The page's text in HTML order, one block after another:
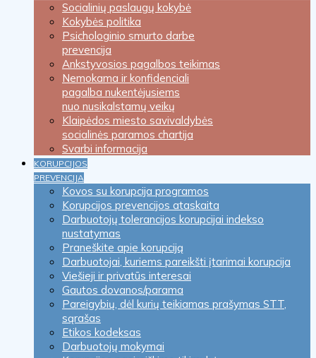
Socialinių paslaugų kokybė
Kokybės politika
Psichologinio smurto darbe
prevencija
Ankstyvosios pagalbos teikimas
Nemokama ir konfidenciali
pagalba nukentėjusiems
nuo nusikalstamų veikų
Klaipėdos miesto savivaldybės
socialinės paramos chartija
Svarbi informacija
KORUPCIJOS
PREVENCIJA
Kovos su korupcija programos
Korupcijos prevencijos ataskaita
Darbuotojų tolerancijos korupcijai indekso
nustatymas
Praneškite apie korupciją
Darbuotojai, kuriems pareikšti įtarimai korupcija
Viešieji ir privatūs interesai
Gautos dovanos/parama
Pareigybių, dėl kurių teikiamas prašymas STT,
sąrašas
Etikos kodeksas
Darbuotojų mokymai